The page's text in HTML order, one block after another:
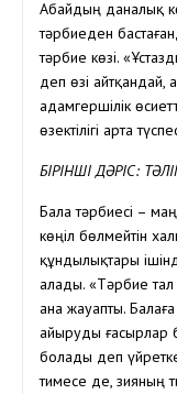
Абайдың даналық
тәрбиеден
тәрбие көзі.
деп өзі айтқандай,
адамгершілік
өзектілігі арта
БІРІНШІ ДӘРІС:
Бала тәрбиесі –
көңіл бөлмейтін
құндылықтары
алады. «Тәрбие тал
ана жауапты.
айыруды ғасырлар
болады деп
тимесе де, зияның